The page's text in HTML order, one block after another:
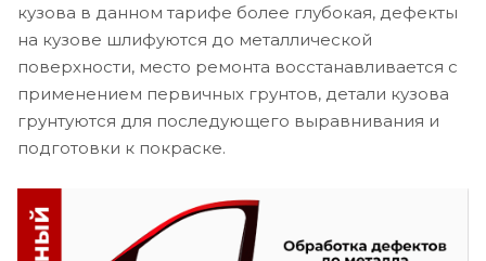
кузова в данном тарифе более глубокая, дефекты
на кузове шлифуются до металлической
поверхности, место ремонта восстанавливается с
применением первичных грунтов, детали кузова
грунтуются для последующего выравнивания и
подготовки к покраске.